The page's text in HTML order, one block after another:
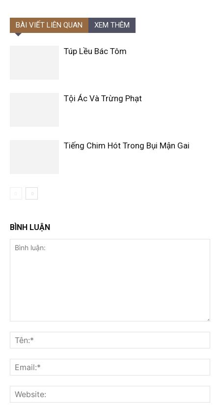
BÀI VIẾT LIÊN QUAN XEM THÊM
Túp Lều Bác Tôm
Tội Ác Và Trừng Phạt
Tiếng Chim Hót Trong Bụi Mận Gai
BÌNH LUẬN